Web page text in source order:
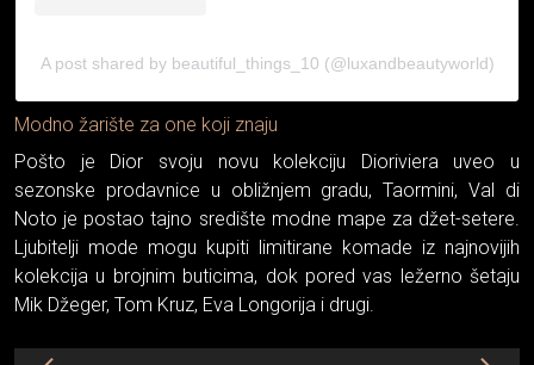
A post shared by beautiful_things_10 (@luxandbeautyworld)
Modno žarište za one koji znaju
Pošto je Dior svoju novu kolekciju Dioriviera uveo u
sezonske prodavnice u obližnjem gradu, Taormini, Val di
Noto je postao tajno središte modne mape za džet-setere.
Ljubitelji mode mogu kupiti limitirane komade iz najnovijih
kolekcija u brojnim buticima, dok pored vas ležerno šetaju
Mik Džeger, Tom Kruz, Eva Longorija i drugi.